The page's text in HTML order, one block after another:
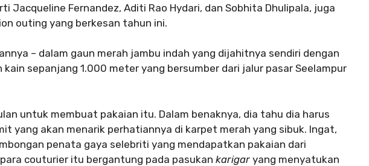
Jacqueline Fernandez, Aditi Rao Hydari, dan Sobhita Dhulipala, juga
outing yang berkesan tahun ini.
– dalam gaun merah jambu indah yang dijahitnya sendiri dengan
sepanjang 1.000 meter yang bersumber dari jalur pasar Seelampur
untuk membuat pakaian itu. Dalam benaknya, dia tahu dia harus
yang akan menarik perhatiannya di karpet merah yang sibuk. Ingat,
penata gaya selebriti yang mendapatkan pakaian dari
couturier itu bergantung pada pasukan karigar yang menyatukan